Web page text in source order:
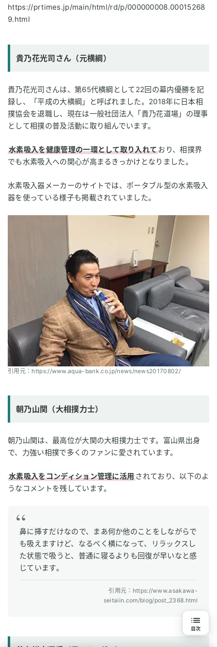
https://prtimes.jp/main/html/rd/p/000000008.00015268
9.html
貴乃花光司さん（元横綱）
貴乃花光司さんは、第65代横綱として22回の幕内優勝を記
録し、「平成の大横綱」と呼ばれました。2018年に日本相
撲協会を退職し、現在は一般社団法人「貴乃花道場」の理事
として相撲の普及活動に取り組んでいます。
水素吸入を健康管理の一環として取り入れており、相撲界
でも水素吸入への関心が高まるきっかけとなりました。
水素吸入器メーカーのサイトでは、ポータブル型の水素吸入
器を使っている様子も掲載されていました。
引用元：https://www.aqua-bank.co.jp/news/news20170802/
朝乃山関（大相撲力士）
朝乃山関は、最高位が大関の大相撲力士です。富山県出身
で、力強い相撲で多くのファンに愛されています。
水素吸入をコンディション管理に活用されており、以下のよ
うなコメントを残しています。
鼻に挿すだけなので、まあ何か他のことをしながらで
も吸えますけど、なるべく横になって、リラックスし
た状態で吸うと、普通に寝るよりも回復が早いなと感
じています。
引用元：https://www.asakawa-
seitaiin.com/blog/post_2368.html
目次